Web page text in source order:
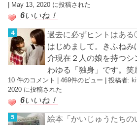
May 13, 2020 に投稿された
6いいね！
過去に必ずヒントはあ
はじめまして。きふね
介現在２人の娘を持つシ
わゆる「独身」です。笑
10 件のコメント |469件のビュー |投稿者:
2020 に投稿された
6いいね！
絵本「かいじゅうたちの